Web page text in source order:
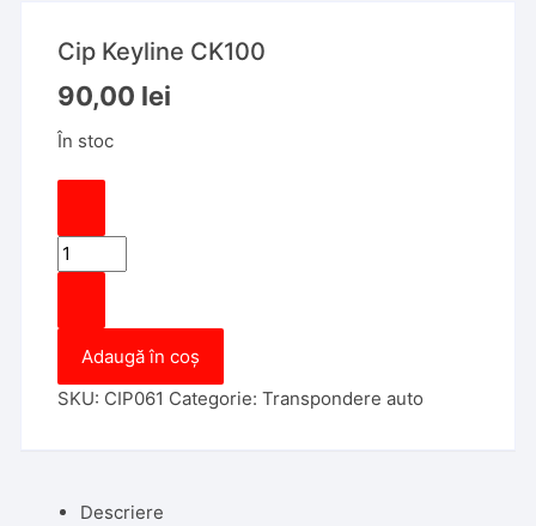
Cip Keyline CK100
90,00 lei
În stoc
Cantitate
Cip
CK100
Adaugă în coș
SKU: CIP061 Categorie:Transpondere auto
Descriere